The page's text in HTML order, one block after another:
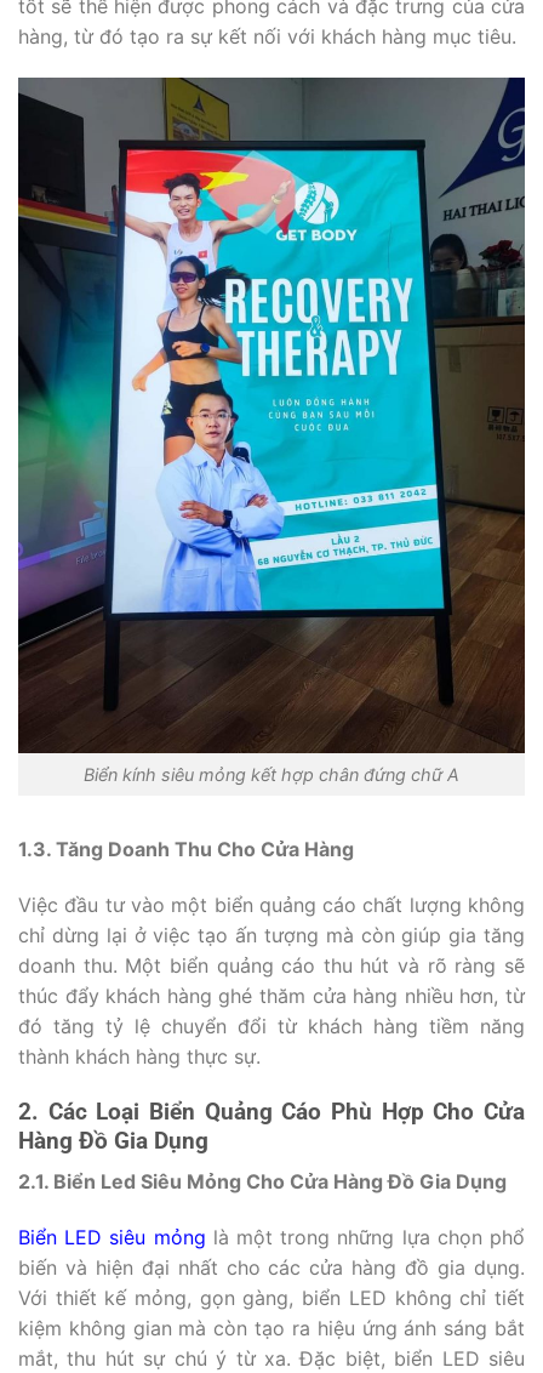
tốt sẽ thể hiện được phong cách và đặc trưng của cửa
hàng, từ đó tạo ra sự kết nối với khách hàng mục tiêu.
Biển kính siêu mỏng kết hợp chân đứng chữ A
1.3. Tăng Doanh Thu Cho Cửa Hàng
Việc đầu tư vào một biển quảng cáo chất lượng không
chỉ dừng lại ở việc tạo ấn tượng mà còn giúp gia tăng
doanh thu. Một biển quảng cáo thu hút và rõ ràng sẽ
thúc đẩy khách hàng ghé thăm cửa hàng nhiều hơn, từ
đó tăng tỷ lệ chuyển đổi từ khách hàng tiềm năng
thành khách hàng thực sự.
2. Các Loại Biển Quảng Cáo Phù Hợp Cho Cửa
Hàng Đồ Gia Dụng
2.1. Biển Led Siêu Mỏng Cho Cửa Hàng Đồ Gia Dụng
Biển LED siêu mỏng là một trong những lựa chọn phổ
biến và hiện đại nhất cho các cửa hàng đồ gia dụng.
Với thiết kế mỏng, gọn gàng, biển LED không chỉ tiết
kiệm không gian mà còn tạo ra hiệu ứng ánh sáng bắt
mắt, thu hút sự chú ý từ xa. Đặc biệt, biển LED siêu